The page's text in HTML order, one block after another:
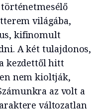
világába,
kifinomult
A két tulajdonos,
kezdettől hitt
nem kioltják,
az volt a
változatlan